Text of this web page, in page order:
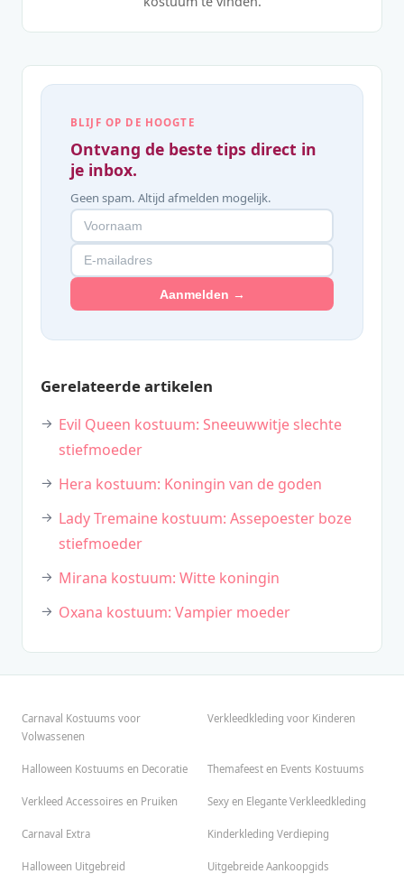
BLIJF OP DE HOOGTE
Ontvang de beste tips direct in
je inbox.
Geen spam. Altijd afmelden mogelijk.
Aanmelden →
Gerelateerde artikelen
Evil Queen kostuum: Sneeuwwitje slechte
stiefmoeder
Hera kostuum: Koningin van de goden
Lady Tremaine kostuum: Assepoester boze
stiefmoeder
Mirana kostuum: Witte koningin
Oxana kostuum: Vampier moeder
Carnaval Kostuums voor
Volwassenen
Verkleedkleding voor Kinderen
Halloween Kostuums en Decoratie Themafeest en Events Kostuums
Verkleed Accessoires en Pruiken Sexy en Elegante Verkleedkleding
Carnaval Extra Kinderkleding Verdieping
Halloween Uitgebreid Uitgebreide Aankoopgids